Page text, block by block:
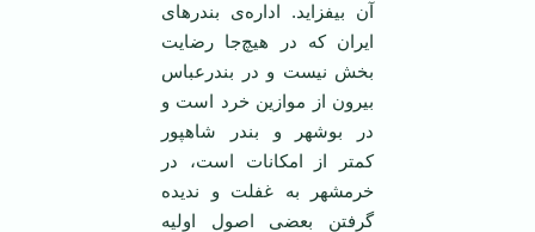
آن بيفزايد. اداره‌ی بندرهای
ايران که در هيچ‌جا رضايت
بخش نيست و در بندرعباس
بيرون از موازين خرد است و
در بوشهر و بندر شاهپور
کمتر از امکانات است، در
خرمشهر به غفلت و نديده
گرفتن بعضی اصول اوليه